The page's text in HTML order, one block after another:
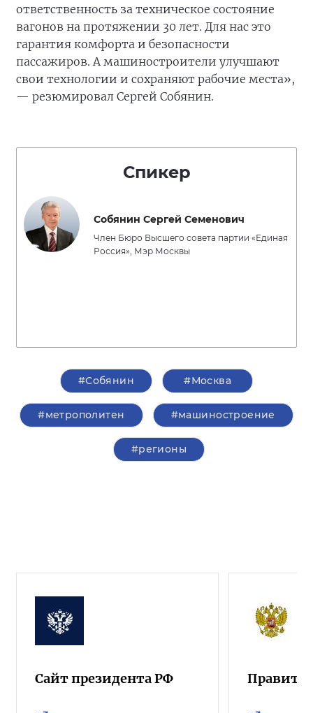
ответственность за техническое состояние
вагонов на протяжении 30 лет. Для нас это
гарантия комфорта и безопасности
пассажиров. А машиностроители улучшают
свои технологии и сохраняют рабочие места»,
— резюмировал Сергей Собянин.
Спикер
Собянин Сергей Семенович
Член Бюро Высшего совета партии «Единая
Россия», Мэр Москвы
#Собянин #Москва
#метрополитен #машиностроение
#регионы
Сайт президента РФ